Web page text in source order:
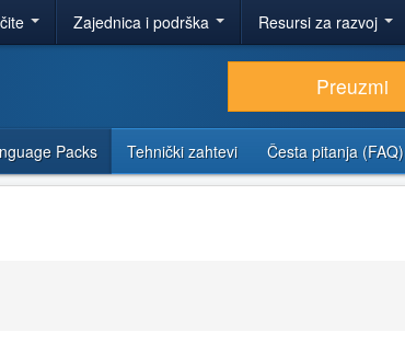
Zajednica i podrška Resursi za razvoj
Preuzmi
Packs Tehnički zahtevi Česta pitanja (FAQ)